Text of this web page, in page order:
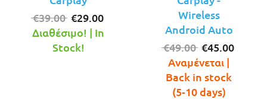
€39.00 Original
price
was:
€29.00
Διαθέσιμο! | In
Stock!
Wireless
Android Auto
€49.00 Original
price
was:
€49.00.
€45.00
Αναμένεται |
Back in stock
(5-10 days)